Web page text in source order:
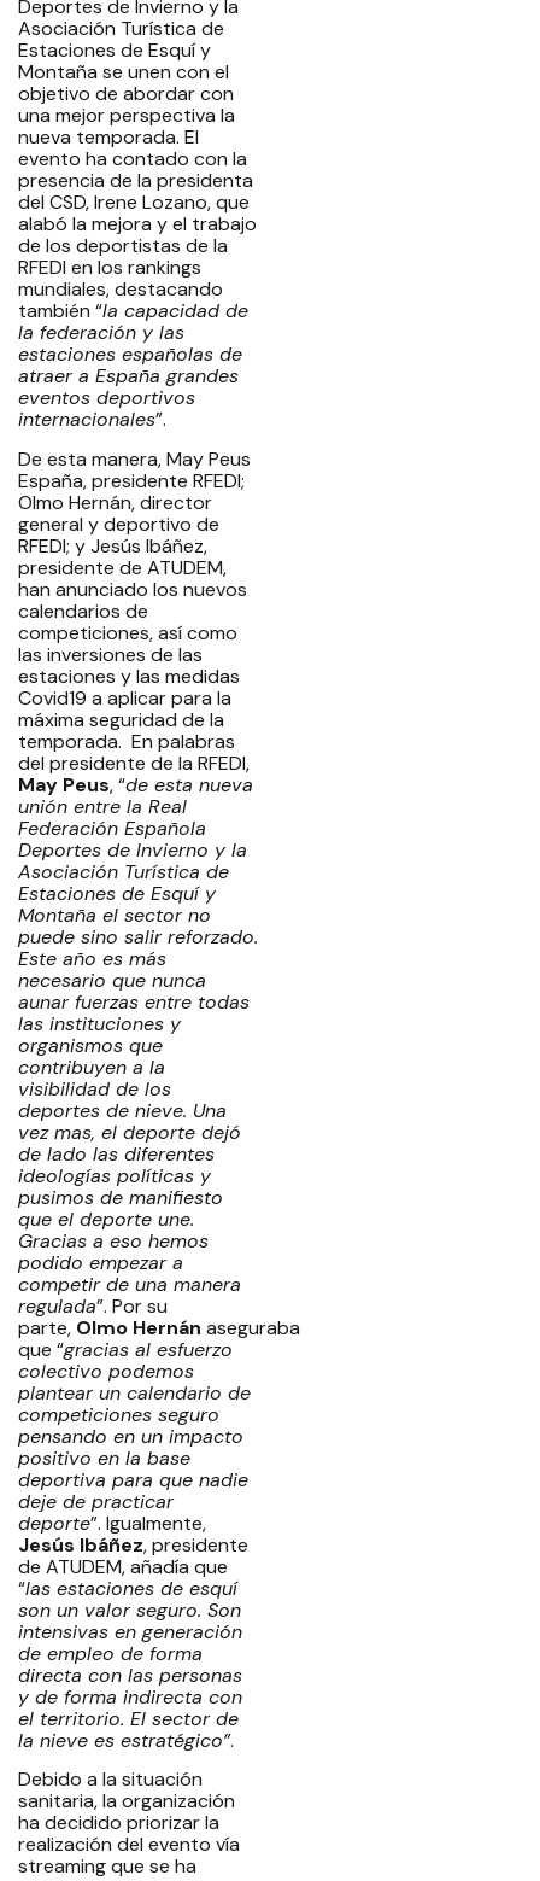
Deportes de Invierno y la
Asociación Turística de
Estaciones de Esquí y
Montaña se unen con el
objetivo de abordar con
una mejor perspectiva la
nueva temporada. El
evento ha contado con la
presencia de la presidenta
del CSD, Irene Lozano, que
alabó la mejora y el trabajo
de los deportistas de la
RFEDI en los rankings
mundiales, destacando
también “la capacidad de
la federación y las
estaciones españolas de
atraer a España grandes
eventos deportivos
internacionales”.
De esta manera, May Peus
España, presidente RFEDI;
Olmo Hernán, director
general y deportivo de
RFEDI; y Jesús Ibáñez,
presidente de ATUDEM,
han anunciado los nuevos
calendarios de
competiciones, así como
las inversiones de las
estaciones y las medidas
Covid19 a aplicar para la
máxima seguridad de la
temporada. En palabras
del presidente de la RFEDI,
May Peus, “de esta nueva
unión entre la Real
Federación Española
Deportes de Invierno y la
Asociación Turística de
Estaciones de Esquí y
Montaña el sector no
puede sino salir reforzado.
Este año es más
necesario que nunca
aunar fuerzas entre todas
las instituciones y
organismos que
contribuyen a la
visibilidad de los
deportes de nieve. Una
vez mas, el deporte dejó
de lado las diferentes
ideologías políticas y
pusimos de manifiesto
que el deporte une.
Gracias a eso hemos
podido empezar a
competir de una manera
regulada”. Por su
parte, Olmo Hernán aseguraba
que “gracias al esfuerzo
colectivo podemos
plantear un calendario de
competiciones seguro
pensando en un impacto
positivo en la base
deportiva para que nadie
deje de practicar
deporte”. Igualmente,
Jesús Ibáñez, presidente
de ATUDEM, añadía que
“las estaciones de esquí
son un valor seguro. Son
intensivas en generación
de empleo de forma
directa con las personas
y de forma indirecta con
el territorio. El sector de
la nieve es estratégico”.
Debido a la situación
sanitaria, la organización
ha decidido priorizar la
realización del evento vía
streaming que se ha